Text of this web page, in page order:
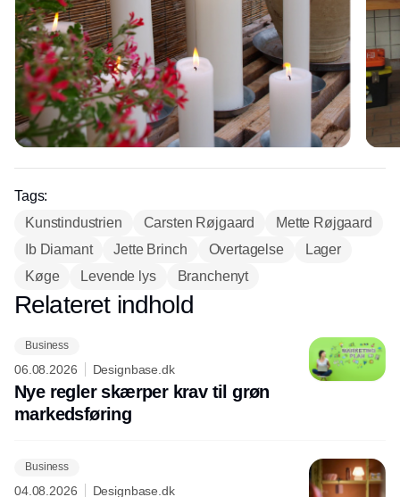
Tags:
Kunstindustrien
Carsten Røjgaard
Mette Røjgaard
Ib Diamant
Jette Brinch Overtagelse
Lager
Køge
Levende lys Branchenyt
Annonce
Relateret indhold
Business
06.08.2026 Designbase.dk
Nye regler skærper krav til grøn
markedsføring
Business
04.08.2026 Designbase.dk